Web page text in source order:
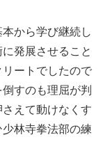
から学び継続し
発展させること
ートでしたので
すのも理屈が判
えて動けなくす
林寺拳法部の練